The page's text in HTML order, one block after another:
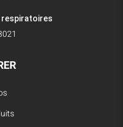
respiratoires